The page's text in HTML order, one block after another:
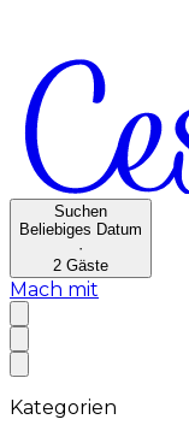
Suchen
Beliebiges Datum
·
2 Gäste
Mach mit
Kategorien